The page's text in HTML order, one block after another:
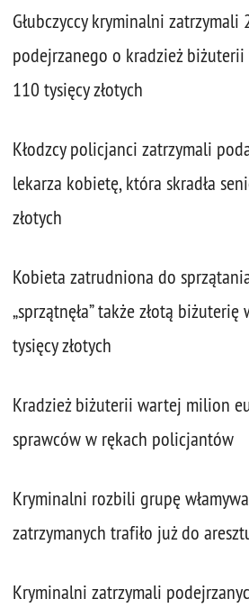
Głubczyccy kryminalni zatrzymali
podejrzanego o kradzież
110 tysięcy złotych
Kłodzcy policjanci zatrzymali
lekarza kobietę, która skradła
złotych
Kobieta zatrudniona do
„sprzątnęła” także złotą
tysięcy złotych
Kradzież biżuterii wartej milion
sprawców w rękach policjantów
Kryminalni rozbili grupę
zatrzymanych trafiło już do
Kryminalni zatrzymali